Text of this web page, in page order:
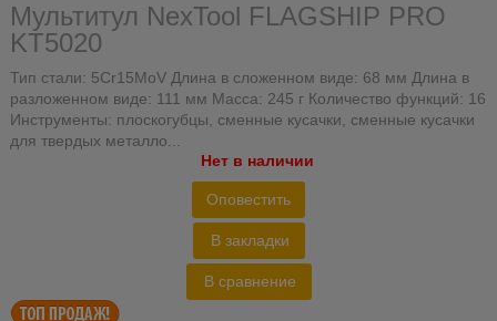
Мультитул NexTool FLAGSHIP PRO
KT5020
Тип стали: 5Cr15MoV Длина в сложенном виде: 68 мм Длина в
разложенном виде: 111 мм Масса: 245 г Количество функций: 16
Инструменты: плоскогубцы, сменные кусачки, сменные кусачки
для твердых металло...
Нет в наличии
Оповестить
В закладки
В сравнение